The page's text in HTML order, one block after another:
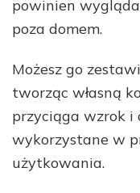
powinien
poza domem.
Możesz go
tworząc własną
przyciąga wzrok i
wykorzystane w
użytkowania.